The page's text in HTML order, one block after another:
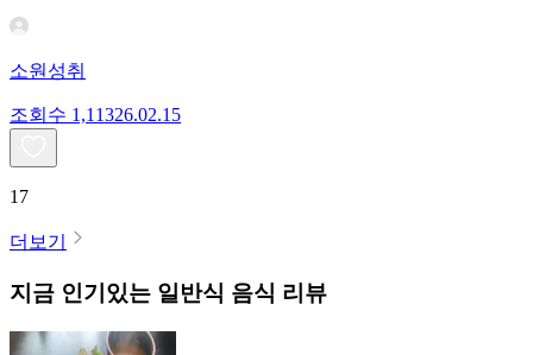
소원성취
조회수 1,11326.02.15
17
더보기
지금 인기있는 일반식 음식 리뷰